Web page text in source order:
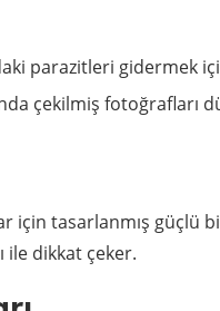
parazitleri gidermek
çekilmiş fotoğrafları
için tasarlanmış güçlü
ile dikkat çeker.